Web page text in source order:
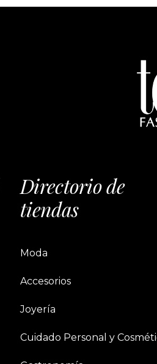
Directorio de
tiendas
Moda
Accesorios
Joyería
Cuidado Personal y